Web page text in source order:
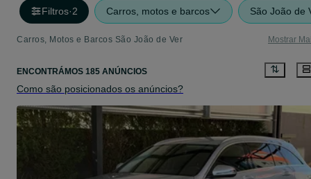
Filtros·2 Carros, motos e barcos São João de
Carros, Motos e Barcos São João de Ver Mostrar
ENCONTRÁMOS 185 ANÚNCIOS
Como são posicionados os anúncios?